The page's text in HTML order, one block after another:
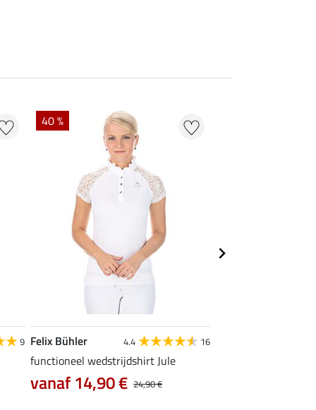
9
40 %
Felix Bühler 4.4 16
functioneel wedstrijdshirt Jule
24,90 €
vanaf 14,90 €